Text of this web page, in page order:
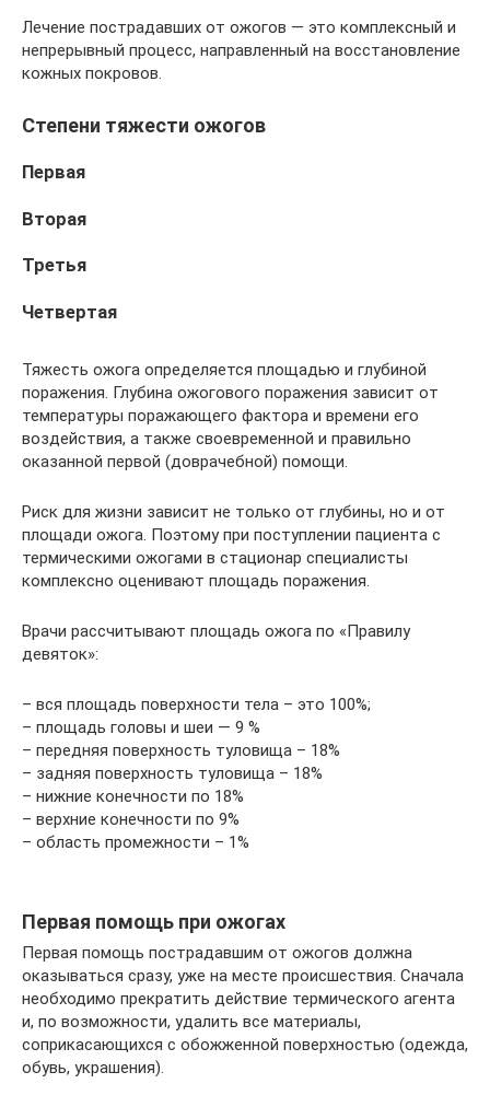
Лечение пострадавших от ожогов — это комплексный и
непрерывный процесс, направленный на восстановление
кожных покровов.
Степени тяжести ожогов
Первая
Вторая
Третья
Четвертая
Тяжесть ожога определяется площадью и глубиной
поражения. Глубина ожогового поражения зависит от
температуры поражающего фактора и времени его
воздействия, а также своевременной и правильно
оказанной первой (доврачебной) помощи.
Риск для жизни зависит не только от глубины, но и от
площади ожога. Поэтому при поступлении пациента с
термическими ожогами в стационар специалисты
комплексно оценивают площадь поражения.
Врачи рассчитывают площадь ожога по «Правилу
девяток»:
– вся площадь поверхности тела – это 100%;
– площадь головы и шеи — 9 %
– передняя поверхность туловища – 18%
– задняя поверхность туловища – 18%
– нижние конечности по 18%
– верхние конечности по 9%
– область промежности – 1%
Первая помощь при ожогах
Первая помощь пострадавшим от ожогов должна
оказываться сразу, уже на месте происшествия. Сначала
необходимо прекратить действие термического агента
и, по возможности, удалить все материалы,
соприкасающихся с обожженной поверхностью (одежда,
обувь, украшения).